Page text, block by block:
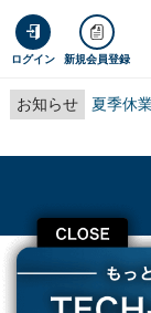
ログイン 新規会員登録
お知らせ 夏季休
TECH+ 企業IT